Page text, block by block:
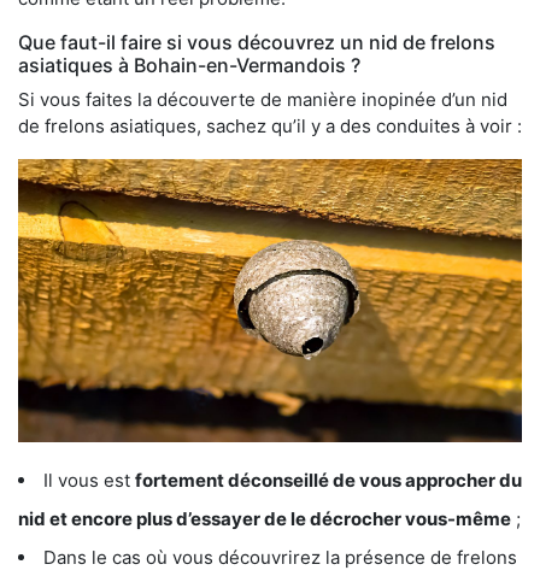
Que faut-il faire si vous découvrez un nid de frelons
asiatiques à Bohain-en-Vermandois ?
Si vous faites la découverte de manière inopinée d’un nid
de frelons asiatiques, sachez qu’il y a des conduites à voir :
Il vous est fortement déconseillé de vous approcher du
nid et encore plus d’essayer de le décrocher vous-même ;
Dans le cas où vous découvrirez la présence de frelons